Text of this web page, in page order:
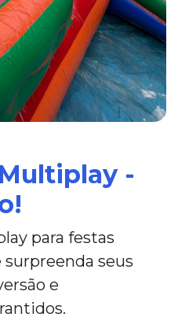
-
para festas
seus
e